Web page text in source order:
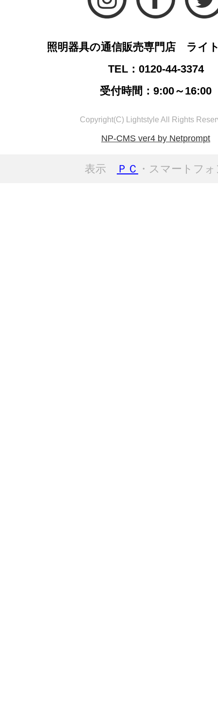
照明器具の通信販売専門店 ライ
TEL：0120-44-3374
受付時間：9:00～16:00
Copyright(C) Lightstyle All Rights
NP-CMS ver4 by Netprompt
表示 ＰＣ ・スマートフ